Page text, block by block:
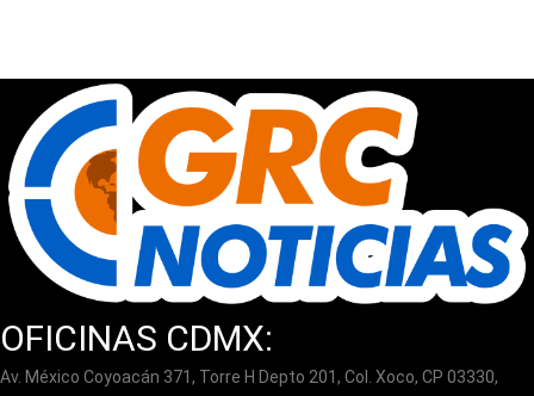
OFICINAS CDMX:
Av. México Coyoacán 371, Torre H Depto 201, Col. Xoco, CP 03330,